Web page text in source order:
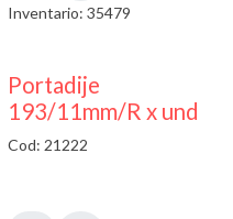
Inventario: 35479
Portadije
193/11mm/R x und
Cod: 21222